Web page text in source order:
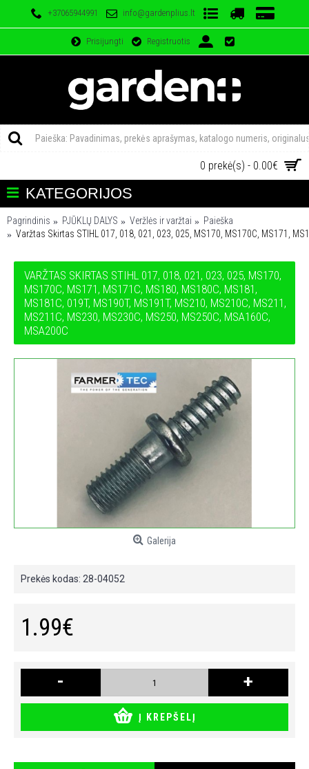
+37065944991 info@gardenplius.lt
Prisijungti Registruotis
0 prekė(s) - 0.00€
KATEGORIJOS
Pagrindinis PJŪKLŲ DALYS Veržlės ir varžtai
Paieška
Varžtas Skirtas STIHL 017, 018, 021, 023, 025, MS170, MS170C, MS171,
VARŽTAS SKIRTAS STIHL 017, 018, 021, 023, 025, MS170,
MS170C, MS171, MS171C, MS180, MS180C, MS181,
MS181C, 019T, MS190T, MS191T, MS210, MS210C, MS211,
MS211C, MS230, MS230C, MS250, MS250C, MSA160C,
MSA200C
Galerija
Prekės kodas: 28-04052
1.99€
- +
Į KREPŠELĮ